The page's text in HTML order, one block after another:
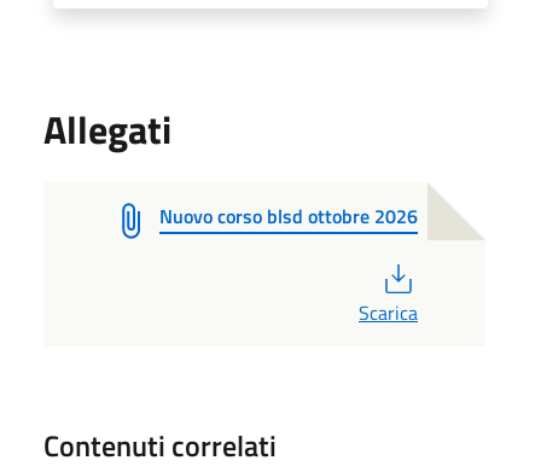
Allegati
Nuovo corso blsd ottobre 2026
Scarica
Contenuti correlati